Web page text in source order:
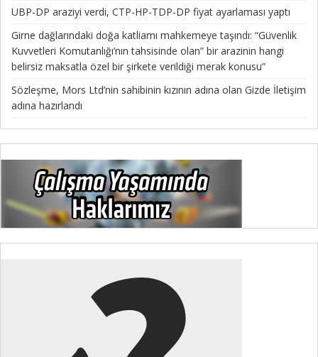
UBP-DP araziyi verdi, CTP-HP-TDP-DP fiyat ayarlaması yaptı
Girne dağlarındaki doğa katliamı mahkemeye taşındı: “Güvenlik
Kuvvetleri Komutanlığı’nın tahsisinde olan” bir arazinin hangi
belirsiz maksatla özel bir şirkete verildiği merak konusu”
Sözleşme, Mors Ltd’nin sahibinin kızının adına olan Gizde İletişim
adına hazırlandı